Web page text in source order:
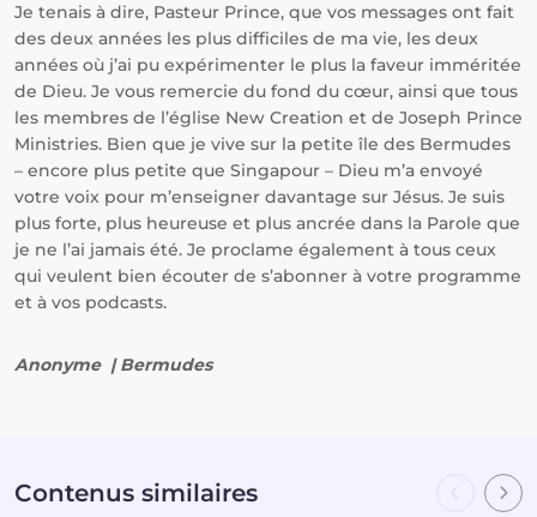
Je tenais à dire, Pasteur Prince, que vos messages ont fait
des deux années les plus difficiles de ma vie, les deux
années où j’ai pu expérimenter le plus la faveur imméritée
de Dieu. Je vous remercie du fond du cœur, ainsi que tous
les membres de l’église New Creation et de Joseph Prince
Ministries. Bien que je vive sur la petite île des Bermudes
– encore plus petite que Singapour – Dieu m’a envoyé
votre voix pour m’enseigner davantage sur Jésus. Je suis
plus forte, plus heureuse et plus ancrée dans la Parole que
je ne l’ai jamais été. Je proclame également à tous ceux
qui veulent bien écouter de s’abonner à votre programme
et à vos podcasts.
Anonyme | Bermudes
Contenus similaires